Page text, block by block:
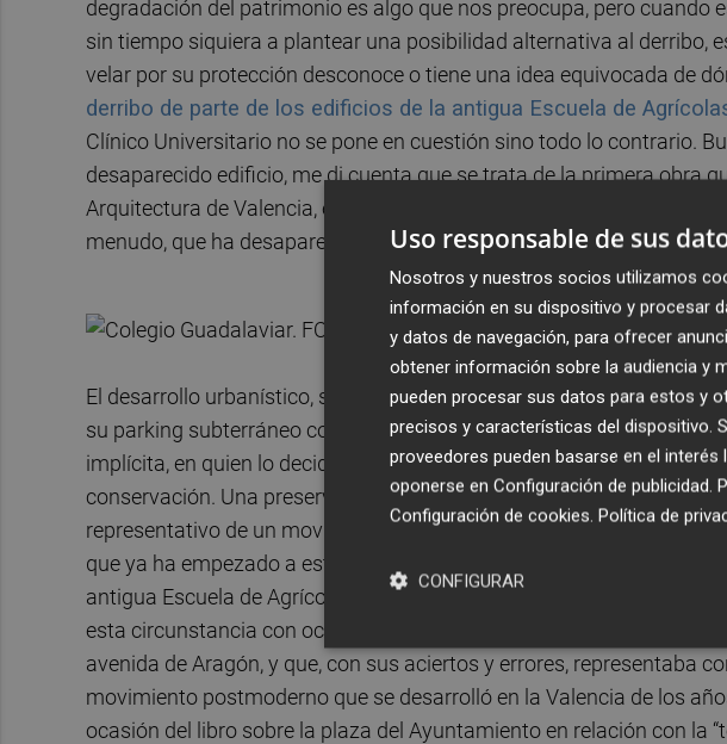
degradación del patrimonio es algo que nos preocupa, pero cuando
sin tiempo siquiera a plantear una posibilidad alternativa al derribo,
velar por su protección desconoce o tiene una idea equivocada de
derribo de parte de los edificios de la antigua Escuela de
Clínico Universitario no se pone en cuestión sino todo lo contrario.
desaparecido edificio, me di cuenta que se trata de la primera obra
Arquitectura de Valencia, editada por el Colegio Territorial de
menudo, que ha desaparecido. En la próxima reedición habrá que
El desarrollo urbanístico, se me ocurre, como uno de tantos
su parking subterráneo con la eliminación de varias manzanas de
implícita, en quien lo decide, cierta incapacidad para dilucidar qué
conservación. Una preservación ya sea por sus valores
representativo de un movimiento arquitectónico, artístico o histórico
que ya ha empezado a estudiarse, como es el caso del llamado
antigua Escuela de Agrícolas diseñada porFernando Moreno
esta circunstancia con ocasión del derribo del llamado popularmente
avenida de Aragón, y que, con sus aciertos y errores, representaba
movimiento postmoderno que se desarrolló en la Valencia de los
ocasión del libro sobre la plaza del Ayuntamiento en relación con la
Uso responsable de sus
Nosotros y nuestros socios utilizamos
información en su dispositivo y procesar
y datos de navegación, para ofrecer
obtener información sobre la audiencia y
pueden procesar sus datos para estos y
precisos y características del dispositivo.
proveedores pueden basarse en el
oponerse en Configuración de publicidad.
Configuración de cookies. Política de
CONFIGURAR